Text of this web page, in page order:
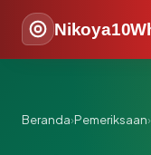
Beranda›Pemeriksaan›